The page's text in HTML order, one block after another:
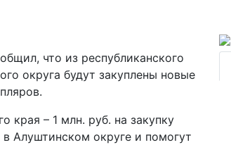
что из республиканского
округа будут закуплены новые
края – 1 млн. руб. на закупку
Алуштинском округе и помогут